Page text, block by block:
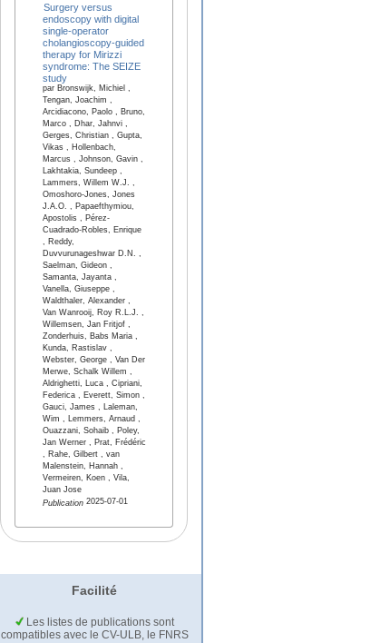
Surgery versus
endoscopy with digital
single-operator
cholangioscopy-guided
therapy for Mirizzi
syndrome: The SEIZE
study
par Bronswijk, Michiel ,
Tengan, Joachim ,
Arcidiacono, Paolo , Bruno,
Marco , Dhar, Jahnvi ,
Gerges, Christian , Gupta,
Vikas , Hollenbach,
Marcus , Johnson, Gavin ,
Lakhtakia, Sundeep ,
Lammers, Willem W.J. ,
Omoshoro-Jones, Jones
J.A.O. , Papaefthymiou,
Apostolis , Pérez-
Cuadrado-Robles, Enrique
, Reddy,
Duvvurunageshwar D.N. ,
Saelman, Gideon ,
Samanta, Jayanta ,
Vanella, Giuseppe ,
Waldthaler, Alexander ,
Van Wanrooij, Roy R.L.J. ,
Willemsen, Jan Fritjof ,
Zonderhuis, Babs Maria ,
Kunda, Rastislav ,
Webster, George , Van Der
Merwe, Schalk Willem ,
Aldrighetti, Luca , Cipriani,
Federica , Everett, Simon ,
Gauci, James , Laleman,
Wim , Lemmers, Arnaud ,
Ouazzani, Sohaib , Poley,
Jan Werner , Prat, Frédéric
, Rahe, Gilbert , van
Malenstein, Hannah ,
Vermeiren, Koen , Vila,
Juan Jose
Publication2025-07-01
Facilité
Les listes de publications sont
compatibles avec le CV-ULB, le FNRS